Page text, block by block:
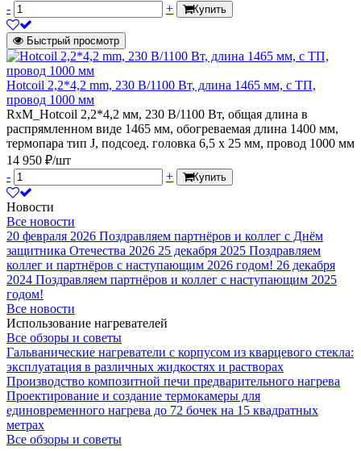
-
+ Купить
Быстрый просмотр
Hotcoil 2,2*4,2 mm, 230 В/1100 Вт, длина 1465 мм, с ТП,
провод 1000 мм
RxM_Hotcoil 2,2*4,2 мм, 230 В/1100 Вт, общая длина в
распрямленном виде 1465 мм, обогреваемая длина 1400 мм,
термопара тип J, подсоед. головка 6,5 х 25 мм, провод 1000 мм
14 950 ₽/шт
-
+ Купить
Новости
Все новости
20 февраля 2026 Поздравляем партнёров и коллег с Днём
защитника Отечества 2026 25 декабря 2025 Поздравляем
коллег и партнёров с наступающим 2026 годом! 26 декабря
2024 Поздравляем партнёров и коллег с наступающим 2025
годом!
Все новости
Использование нагревателей
Все обзоры и советы
Гальванические нагреватели с корпусом из кварцевого стекла:
эксплуатация в различных жидкостях и растворах
Производство композитной печи предварительного нагрева
Проектирование и создание термокамеры для
единовременного нагрева до 72 бочек на 15 квадратных
метрах
Все обзоры и советы